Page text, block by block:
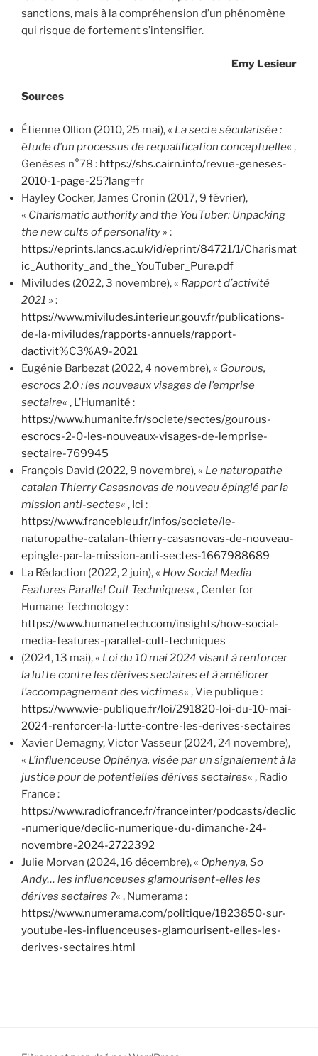
sanctions, mais à la compréhension d’un phénomène
qui risque de fortement s’intensifier.
Emy Lesieur
Sources
Étienne Ollion (2010, 25 mai), « La secte sécularisée :
étude d’un processus de requalification conceptuelle« ,
Genèses n°78 : https://shs.cairn.info/revue-geneses-
2010-1-page-25?lang=fr
Hayley Cocker, James Cronin (2017, 9 février),
« Charismatic authority and the YouTuber: Unpacking
the new cults of personality » :
https://eprints.lancs.ac.uk/id/eprint/84721/1/Charismat
ic_Authority_and_the_YouTuber_Pure.pdf
Miviludes (2022, 3 novembre), « Rapport d’activité
2021 » :
https://www.miviludes.interieur.gouv.fr/publications-
de-la-miviludes/rapports-annuels/rapport-
dactivit%C3%A9-2021
Eugénie Barbezat (2022, 4 novembre), « Gourous,
escrocs 2.0 : les nouveaux visages de l’emprise
sectaire« , L’Humanité :
https://www.humanite.fr/societe/sectes/gourous-
escrocs-2-0-les-nouveaux-visages-de-lemprise-
sectaire-769945
François David (2022, 9 novembre), « Le naturopathe
catalan Thierry Casasnovas de nouveau épinglé par la
mission anti-sectes« , Ici :
https://www.francebleu.fr/infos/societe/le-
naturopathe-catalan-thierry-casasnovas-de-nouveau-
epingle-par-la-mission-anti-sectes-1667988689
La Rédaction (2022, 2 juin), « How Social Media
Features Parallel Cult Techniques« , Center for
Humane Technology :
https://www.humanetech.com/insights/how-social-
media-features-parallel-cult-techniques
(2024, 13 mai), « Loi du 10 mai 2024 visant à renforcer
la lutte contre les dérives sectaires et à améliorer
l’accompagnement des victimes« , Vie publique :
https://www.vie-publique.fr/loi/291820-loi-du-10-mai-
2024-renforcer-la-lutte-contre-les-derives-sectaires
Xavier Demagny, Victor Vasseur (2024, 24 novembre),
« L’influenceuse Ophénya, visée par un signalement à la
justice pour de potentielles dérives sectaires« , Radio
France :
https://www.radiofrance.fr/franceinter/podcasts/declic
-numerique/declic-numerique-du-dimanche-24-
novembre-2024-2722392
Julie Morvan (2024, 16 décembre), « Ophenya, So
Andy… les influenceuses glamourisent-elles les
dérives sectaires ?« , Numerama :
https://www.numerama.com/politique/1823850-sur-
youtube-les-influenceuses-glamourisent-elles-les-
derives-sectaires.html